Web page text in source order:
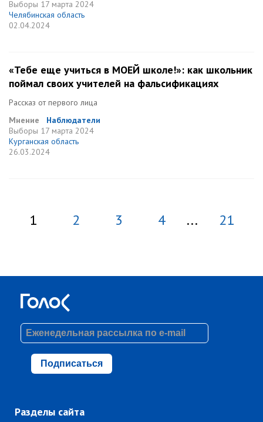
Выборы 17 марта 2024
Челябинская область
02.04.2024
«Тебе еще учиться в МОЕЙ школе!»: как школьник
поймал своих учителей на фальсификациях
Рассказ от первого лица
Мнение
Наблюдатели
Выборы 17 марта 2024
Курганская область
26.03.2024
1 2 3 4 ... 21
Подписаться
Разделы сайта